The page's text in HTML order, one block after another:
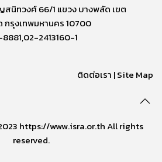
นิทวงศ์ 66/1 แขวง บางพลัด เขต
กรุงเทพมหานคร 10700
2413160-1
ติดต่อเรา |Site Map
https://www.isra.or.th All rights
reserved.